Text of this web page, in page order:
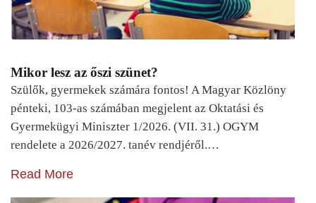
Mikor lesz az őszi szünet?
Szülők, gyermekek számára fontos! A Magyar Közlöny
pénteki, 103-as számában megjelent az Oktatási és
Gyermekügyi Miniszter 1/2026. (VII. 31.) OGYM
rendelete a 2026/2027. tanév rendjéről.…
Read More